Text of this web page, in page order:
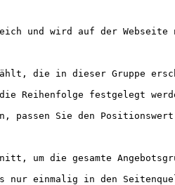
und wird auf der Webseite
die in dieser Gruppe
die Reihenfolge festgelegt
passen Sie den
um die gesamte
nur einmalig in den